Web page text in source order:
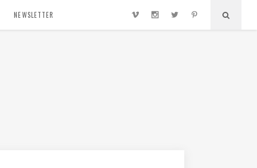
NEWSLETTER